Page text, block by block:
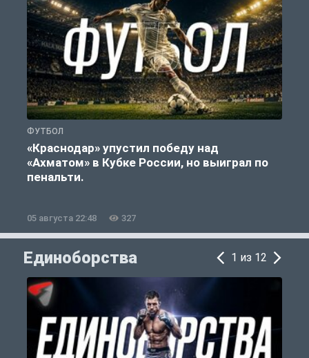
ФУТБОЛ
«Краснодар» упустил победу над
«Ахматом» в Кубке России, но выиграл по
пенальти.
05 августа 22:48 327
Единоборства 1 из 12